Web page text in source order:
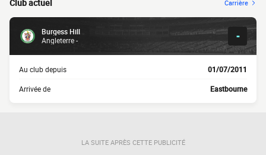
Club actuel Carrière
Burgess Hill
Angleterre -
-
Au club depuis 01/07/2011
Arrivée de Eastbourne
LA SUITE APRÈS CETTE PUBLICITÉ